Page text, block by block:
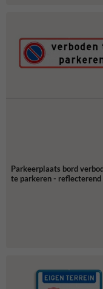
Parkeerplaats bord
te parkeren - reflecterend